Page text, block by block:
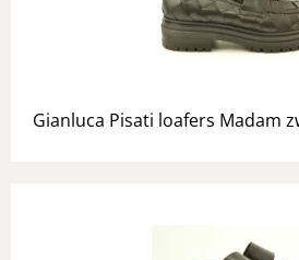
Gianluca Pisati loafers Madam